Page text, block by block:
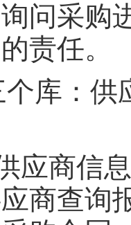
问采购
责任。
库：
应商信
商查询